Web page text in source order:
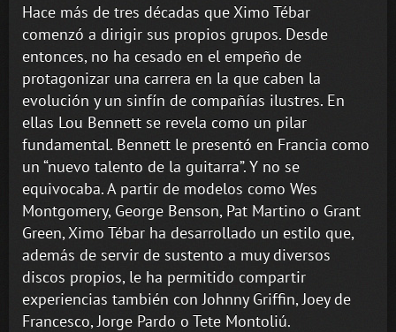
Hace más de tres décadas que Ximo Tébar
comenzó a dirigir sus propios grupos. Desde
entonces, no ha cesado en el empeño de
protagonizar una carrera en la que caben la
evolución y un sinfín de compañías ilustres. En
ellas Lou Bennett se revela como un pilar
fundamental. Bennett le presentó en Francia como
un “nuevo talento de la guitarra”. Y no se
equivocaba. A partir de modelos como Wes
Montgomery, George Benson, Pat Martino o Grant
Green, Ximo Tébar ha desarrollado un estilo que,
además de servir de sustento a muy diversos
discos propios, le ha permitido compartir
experiencias también con Johnny Griffin, Joey de
Francesco, Jorge Pardo o Tete Montoliú.